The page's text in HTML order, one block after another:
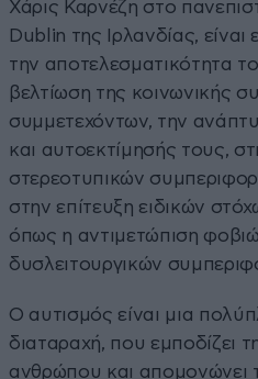
Χάρις Καρνέζη στο
Dublin της Ιρλανδίας,
την αποτελεσματικότητα
βελτίωση της κοινωνικής
συμμετεχόντων, την
και αυτοεκτίμησής τους,
στερεοτυπικών
στην επίτευξη ειδικών
όπως η αντιμετώπιση
δυσλειτουργικών
Ο αυτισμός είναι μια
διαταραχή, που εμποδίζει
ανθρώπου και απομονώνει